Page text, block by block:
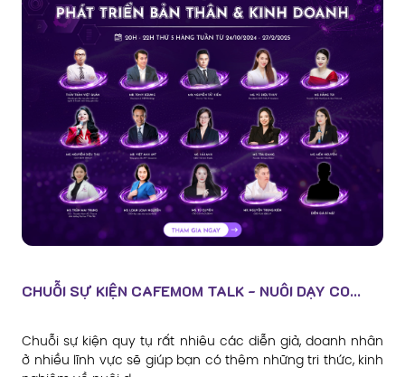
CHUỖI SỰ KIỆN CAFEMOM TALK - NUÔI DẠY CO...